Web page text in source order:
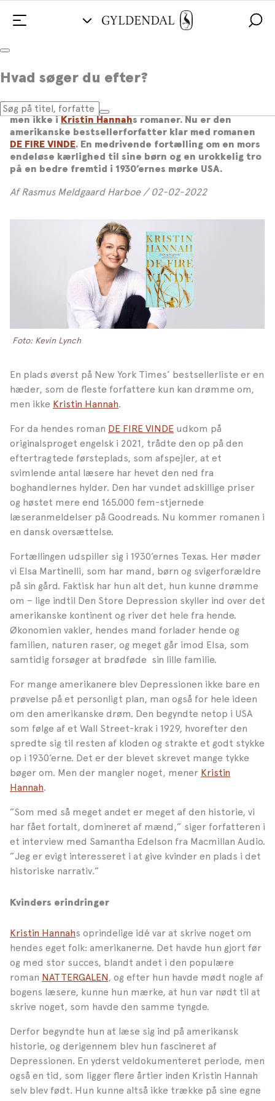
Hvad søger du efter?
Bestsellerforfatter vil give kvinder en
plads i historien
Kvinder er underrepræsenterede i historiebøgerne,
men ikke iKristin Hannahs romaner. Nu er den
amerikanske bestsellerforfatter klar med romanen
DE FIRE VINDE. En medrivende fortælling om en mors
endeløse kærlighed til sine børn og en urokkelig tro
på en bedre fremtid i 1930’ernes mørke USA.
Af Rasmus Meldgaard Harboe / 02-02-2022
Foto: Kevin Lynch
En plads øverst på New York Times’ bestsellerliste er en
hæder, som de fleste forfattere kun kan drømme om,
men ikke Kristin Hannah.
For da hendes roman DE FIRE VINDE udkom på
originalsproget engelsk i 2021, trådte den op på den
eftertragtede førsteplads, som afspejler, at et
svimlende antal læsere har hevet den ned fra
boghandlernes hylder. Den har vundet adskillige priser
og høstet mere end 165.000 fem-stjernede
læseranmeldelser på Goodreads. Nu kommer romanen i
en dansk oversættelse.
Fortællingen udspiller sig i 1930’ernes Texas. Her møder
vi Elsa Martinelli, som har mand, børn og svigerforældre
på sin gård. Faktisk har hun alt det, hun kunne drømme
om – lige indtil Den Store Depression skyller ind over det
amerikanske kontinent og river det hele fra hende.
Økonomien vakler, hendes mand forlader hende og
familien, naturen raser, og meget går imod Elsa, som
samtidig forsøger at brødføde sin lille familie.
For mange amerikanere blev Depressionen ikke bare en
prøvelse på et personligt plan, man også for hele ideen
om den amerikanske drøm. Den begyndte netop i USA
som følge af et Wall Street-krak i 1929, hvorefter den
spredte sig til resten af kloden og strakte et godt stykke
op i 1930’erne. Det er der blevet skrevet mange tykke
bøger om. Men der mangler noget, mener Kristin
Hannah.
”Som med så meget andet er meget af den historie, vi
har fået fortalt, domineret af mænd,” siger forfatteren i
et interview med Samantha Edelson fra Macmillan Audio.
”Jeg er evigt interesseret i at give kvinder en plads i det
historiske narrativ.”
Kvinders erindringer
Kristin Hannahs oprindelige idé var at skrive noget om
hendes eget folk: amerikanerne. Det havde hun gjort før
og med stor succes, blandt andet i den populære
roman NATTERGALEN, og efter hun havde mødt nogle af
bogens læsere, kunne hun mærke, at hun var nødt til at
skrive noget, som havde den samme tyngde.
Derfor begyndte hun at læse sig ind på amerikansk
historie, og derigennem blev hun fascineret af
Depressionen. En yderst veldokumenteret periode, men
også en tid, som ligger flere årtier inden Kristin Hannah
selv blev født. Hun kunne altså ikke trække på sine egne